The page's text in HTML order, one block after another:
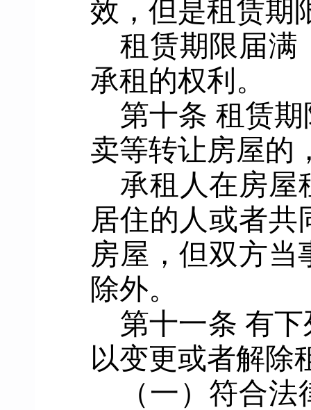
效，但是租赁期
租赁期限届满
承租的权利。
第十条 租赁
卖等转让房屋的
承租人在房屋
居住的 人或者共
房屋 ，但双方
除外。
第十一条 有下
以变更或者解除
（一） 符合法